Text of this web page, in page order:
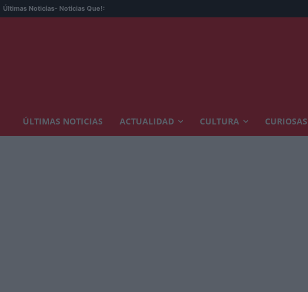
Últimas Noticias- Noticias Que!:
ÚLTIMAS NOTICIAS ACTUALIDAD CULTURA CURIOSAS